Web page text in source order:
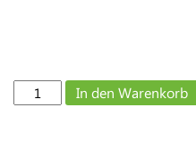
KNAUS
VAN/SKY
In den Warenkorb